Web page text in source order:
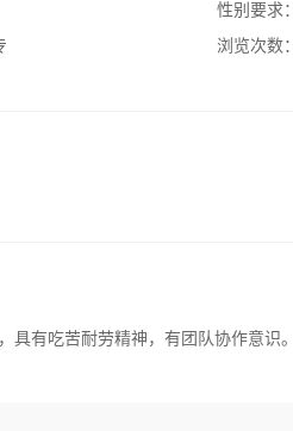
性别要求：
浏览次数：
有吃苦耐劳精神，有团队协作意识。